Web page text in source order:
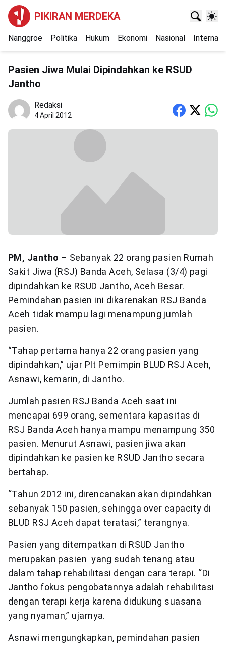
PIKIRAN MERDEKA
Nanggroe Politika Hukum Ekonomi Nasional
Pasien Jiwa Mulai Dipindahkan ke RSUD
Jantho
Redaksi
4 April 2012
PM, Jantho – Sebanyak 22 orang pasien Rumah
Sakit Jiwa (RSJ) Banda Aceh, Selasa (3/4) pagi
dipindahkan ke RSUD Jantho, Aceh Besar.
Pemindahan pasien ini dikarenakan RSJ Banda
Aceh tidak mampu lagi menampung jumlah
pasien.
“Tahap pertama hanya 22 orang pasien yang
dipindahkan,” ujar Plt Pemimpin BLUD RSJ Aceh,
Asnawi, kemarin, di Jantho.
Jumlah pasien RSJ Banda Aceh saat ini
mencapai 699 orang, sementara kapasitas di
RSJ Banda Aceh hanya mampu menampung 350
pasien. Menurut Asnawi, pasien jiwa akan
dipindahkan ke pasien ke RSUD Jantho secara
bertahap.
“Tahun 2012 ini, direncanakan akan dipindahkan
sebanyak 150 pasien, sehingga over capacity di
BLUD RSJ Aceh dapat teratasi,” terangnya.
Pasien yang ditempatkan di RSUD Jantho
merupakan pasien yang sudah tenang atau
dalam tahap rehabilitasi dengan cara terapi. “Di
Jantho fokus pengobatannya adalah rehabilitasi
dengan terapi kerja karena didukung suasana
yang nyaman,” ujarnya.
Asnawi mengungkapkan, pemindahan pasien